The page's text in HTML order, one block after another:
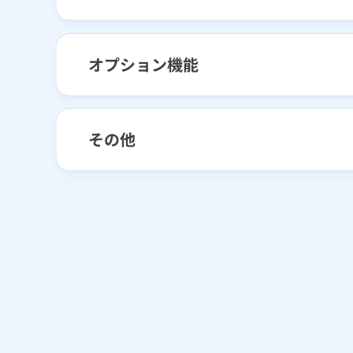
オプション機能
その他